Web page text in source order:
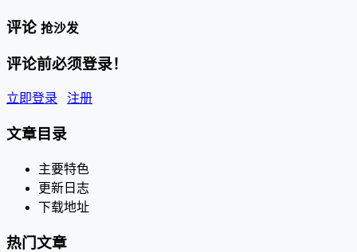
评论 抢沙发
评论前必须登录！
立即登录 注册
文章目录
主要特色
更新日志
下载地址
热门文章